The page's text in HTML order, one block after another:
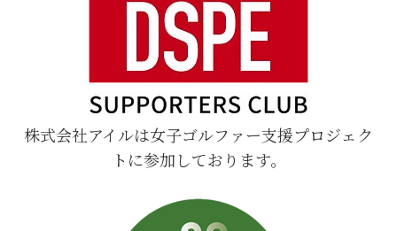
株式会社アイルは女子ゴルファー支援プロジェク
トに参加しております。